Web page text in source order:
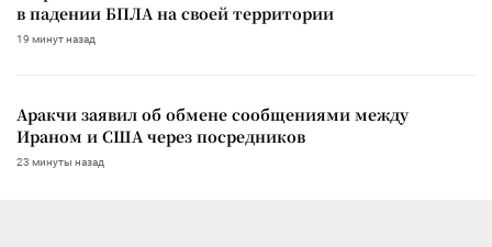
в падении БПЛА на своей территории
19 минут назад
Аракчи заявил об обмене сообщениями между
Ираном и США через посредников
23 минуты назад